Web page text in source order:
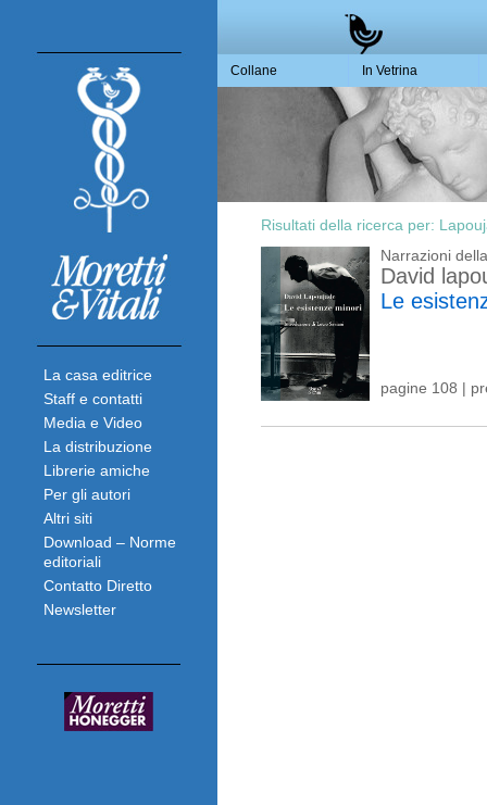
La casa editrice
Staff e contatti
Media e Video
La distribuzione
Librerie amiche
Per gli autori
Altri siti
Download – Norme
editoriali
Contatto Diretto
Newsletter
Collane In Vetrina
Risultati della ricerca per:
Narrazioni
David
Le
pagine 108 |